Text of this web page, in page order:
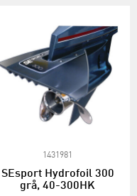
1431981
SEsport Hydrofoil 300
grå, 40-300HK